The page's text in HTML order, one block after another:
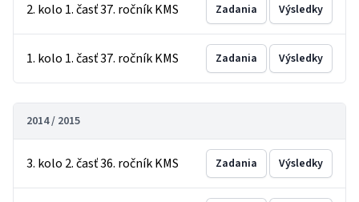
2. kolo 1. časť 37. ročník KMS Zadania Výsledky
1. kolo 1. časť 37. ročník KMS Zadania Výsledky
2014 / 2015
3. kolo 2. časť 36. ročník KMS Zadania Výsledky